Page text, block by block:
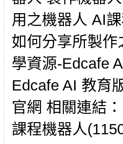
用之機器人 AI
如何分享所製
學資源-Edcafe
Edcafe AI 教育
官網 相關連結
課程機器人